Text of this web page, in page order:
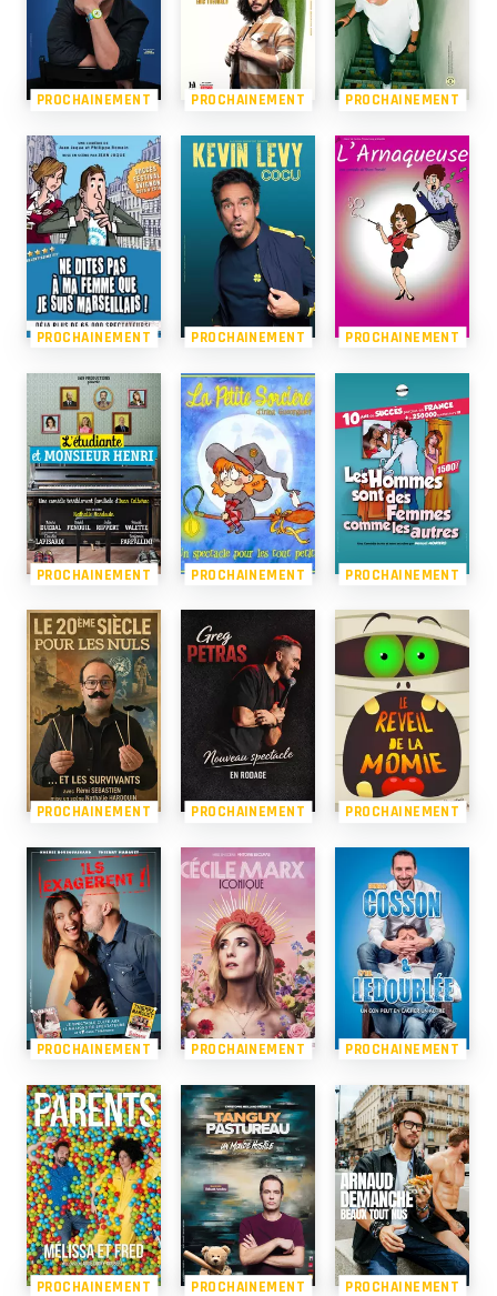
PROCHAINEMENT PROCHAINEMENT PROCHAINEMENT
PROCHAINEMENT PROCHAINEMENT PROCHAINEMENT
PROCHAINEMENT PROCHAINEMENT PROCHAINEMENT
PROCHAINEMENT PROCHAINEMENT PROCHAINEMENT
PROCHAINEMENT PROCHAINEMENT PROCHAINEMENT
PROCHAINEMENT PROCHAINEMENT PROCHAINEMENT